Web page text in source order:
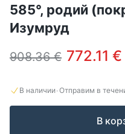
585°, родий
Изумруд
908.36 € 772.11 €
В наличии·Отправим в
В